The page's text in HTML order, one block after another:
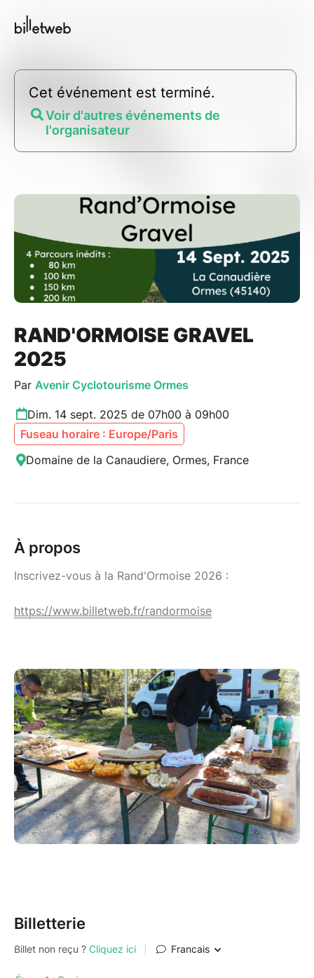
Cet événement est terminé.
Voir d'autres événements de
l'organisateur
RAND'ORMOISE GRAVEL
2025
Par Avenir Cyclotourisme Ormes
Dim. 14 sept. 2025 de 07h00 à 09h00
Fuseau horaire : Europe/Paris
Domaine de la Canaudiere, Ormes, France
À propos
Inscrivez-vous à la Rand'Ormoise 2026 :
https://www.billetweb.fr/randormoise
Billetterie